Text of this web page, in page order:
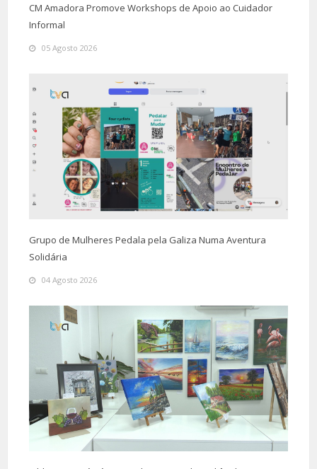
CM Amadora Promove Workshops de Apoio ao Cuidador
Informal
05 Agosto 2026
Grupo de Mulheres Pedala pela Galiza Numa Aventura
Solidária
04 Agosto 2026